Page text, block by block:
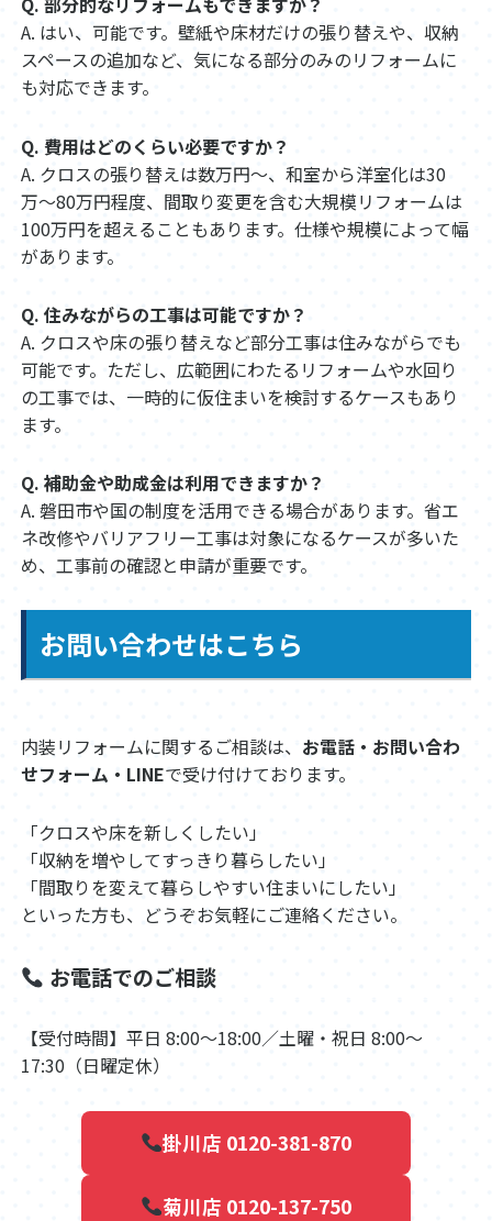
A. はい、可能です。壁紙や床材だけの張り替えや、収納
スペースの追加など、気になる部分のみのリフォームに
も対応できます。
Q. 費用はどのくらい必要ですか？
A. クロスの張り替えは数万円〜、和室から洋室化は30
万〜80万円程度、間取り変更を含む大規模リフォームは
100万円を超えることもあります。仕様や規模によって幅
があります。
Q. 住みながらの工事は可能ですか？
A. クロスや床の張り替えなど部分工事は住みながらでも
可能です。ただし、広範囲にわたるリフォームや水回り
の工事では、一時的に仮住まいを検討するケースもあり
ます。
Q. 補助金や助成金は利用できますか？
A. 磐田市や国の制度を活用できる場合があります。省エ
ネ改修やバリアフリー工事は対象になるケースが多いた
め、工事前の確認と申請が重要です。
お問い合わせはこちら
内装リフォームに関するご相談は、 お電話・お問い合わ
せフォーム・LINEで受け付けております。
「クロスや床を新しくしたい」
「収納を増やしてすっきり暮らしたい」
「間取りを変えて暮らしやすい住まいにしたい」
といった方も、どうぞお気軽にご連絡ください。
お電話でのご相談
【受付時間】平日 8:00～18:00／土曜・祝日 8:00～
17:30（日曜定休）
掛川店 0120-381-870
菊川店 0120-137-750